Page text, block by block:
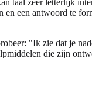
taal zeer letterlijk
een antwoord te
"Ik zie dat je
die zijn